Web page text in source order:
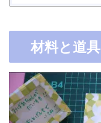
材料と道具